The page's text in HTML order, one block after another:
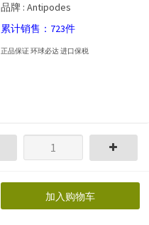
品牌 : Antipodes
累计销售：723件
正品保证 环球必达 进口保税
加入购物车